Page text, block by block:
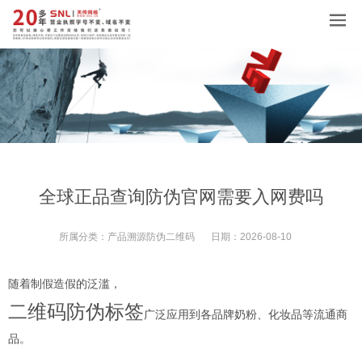
全球正品查询防伪官网需要入网费吗
所属分类： 产品溯源防伪二维码 日期： 2026-08-10
随着制假造假的泛滥，
二维码防伪标签广泛应用到各品牌奶粉、化妆品等流通商
品。